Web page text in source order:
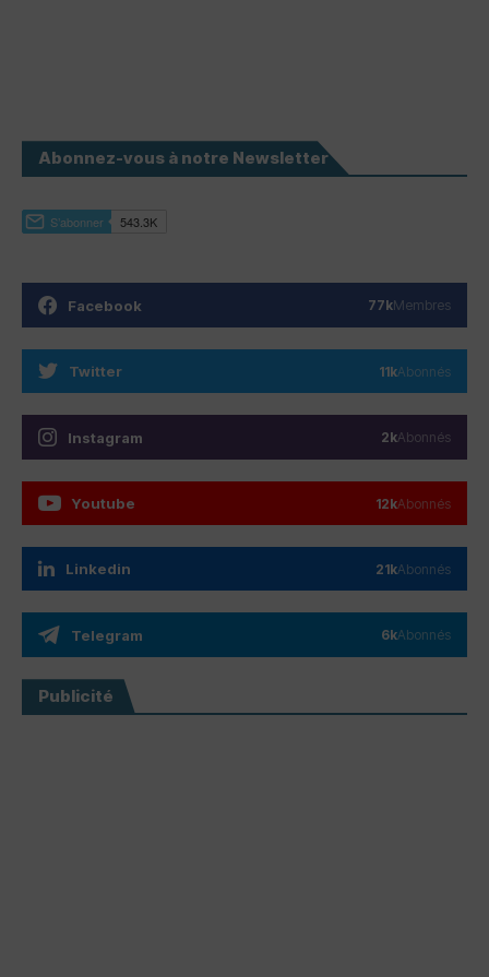
Abonnez-vous à notre Newsletter
Facebook 77kMembres
Twitter 11kAbonnés
Instagram 2kAbonnés
Youtube 12kAbonnés
Linkedin 21kAbonnés
Telegram 6kAbonnés
Publicité